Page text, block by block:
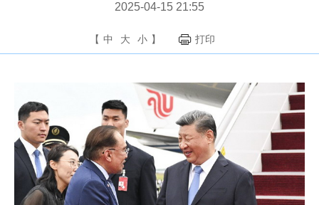
2025-04-15 21:55
【 中 大 小 】 打印